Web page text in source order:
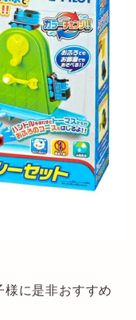
様に是非おすすめ